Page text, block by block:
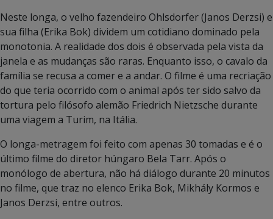
Neste longa, o velho fazendeiro Ohlsdorfer (Janos Derzsi) e
sua filha (Erika Bok) dividem um cotidiano dominado pela
monotonia. A realidade dos dois é observada pela vista da
janela e as mudanças são raras. Enquanto isso, o cavalo da
família se recusa a comer e a andar. O filme é uma recriação
do que teria ocorrido com o animal após ter sido salvo da
tortura pelo filósofo alemão Friedrich Nietzsche durante
uma viagem a Turim, na Itália.
O longa-metragem foi feito com apenas 30 tomadas e é o
último filme do diretor húngaro Bela Tarr. Após o
monólogo de abertura, não há diálogo durante 20 minutos
no filme, que traz no elenco Erika Bok, Mikhály Kormos e
Janos Derzsi, entre outros.